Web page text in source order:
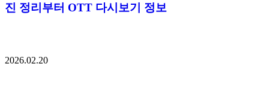
진 정리부터 OTT 다시보기 정보
2026.02.20